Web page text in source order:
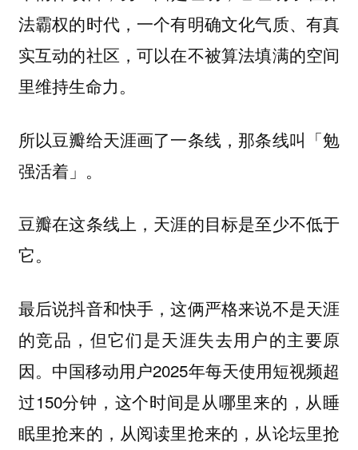
法霸权的时代，一个有明确文化气质、有真
实互动的社区，可以在不被算法填满的空间
里维持生命力。
所以豆瓣给天涯画了一条线，那条线叫「勉
强活着」。
豆瓣在这条线上，天涯的目标是至少不低于
它。
最后说抖音和快手，这俩严格来说不是天涯
的竞品，但它们是天涯失去用户的主要原
因。中国移动用户2025年每天使用短视频超
过150分钟，这个时间是从哪里来的，从睡
眠里抢来的，从阅读里抢来的，从论坛里抢